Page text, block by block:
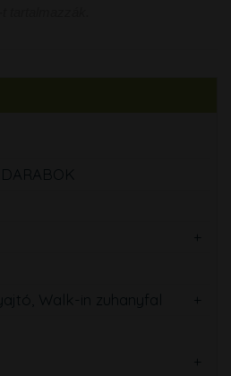
Walk-in zuhanyfal